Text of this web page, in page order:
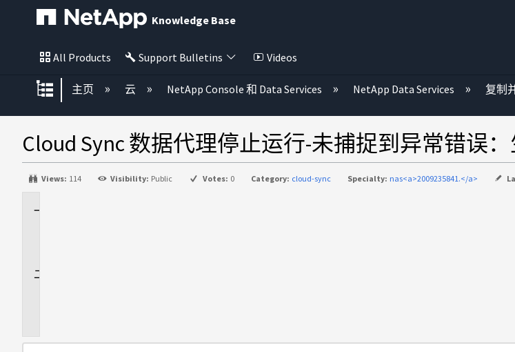
Knowledge Base
All Products Support Bulletins Videos
扩展/隐缩全局层次
主页 云 NetApp Console 和 Data Services NetApp Data Services 复制
Cloud Sync 数据代理停止运行-未捕捉到异常错误：
Views: 114 Visibility: Public Votes: 0 Category: cloud-sync Specialty: nas<a>2009235841.</a>